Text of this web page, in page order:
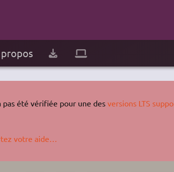
été vérifiée pour une desversions LTS
votre aide…